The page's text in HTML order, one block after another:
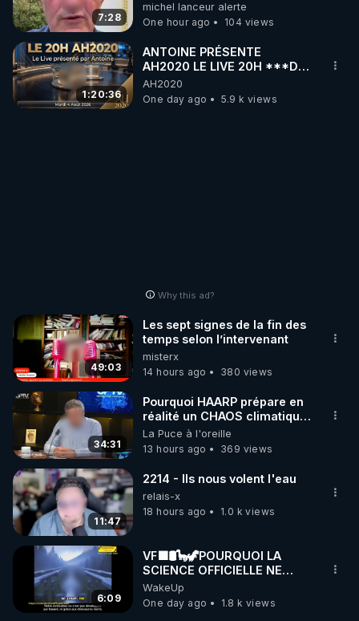
7:28
michel lanceur alerte
One hour ago
104 views
1:20:36
ANTOINE PRÉSENTE
AH2020 LE LIVE 20H ***DU
04/08/2026*** 📷LE
GRAND RÉVEIL EST EN
MARCHE 📷
AH2020
One day ago
5.9 k views
Why this ad?
49:03
Les sept signes de la fin des
temps selon l’intervenant
misterx
14 hours ago
380 views
34:31
Pourquoi HAARP prépare en
réalité un CHAOS climatique,
on répond
La Puce à l'oreille
13 hours ago
369 views
11:47
2214 - Ils nous volent l'eau
relais-x
18 hours ago
1.0 k views
6:09
VF🟩🛢🦕🦖POURQUOI LA
SCIENCE OFFICIELLE NE
CONNAÎT-ELLE PAS LA VRAIE
ORIGINE DU PÉTROL -
Jocelyne Tr
WakeUp
One day ago
1.8 k views